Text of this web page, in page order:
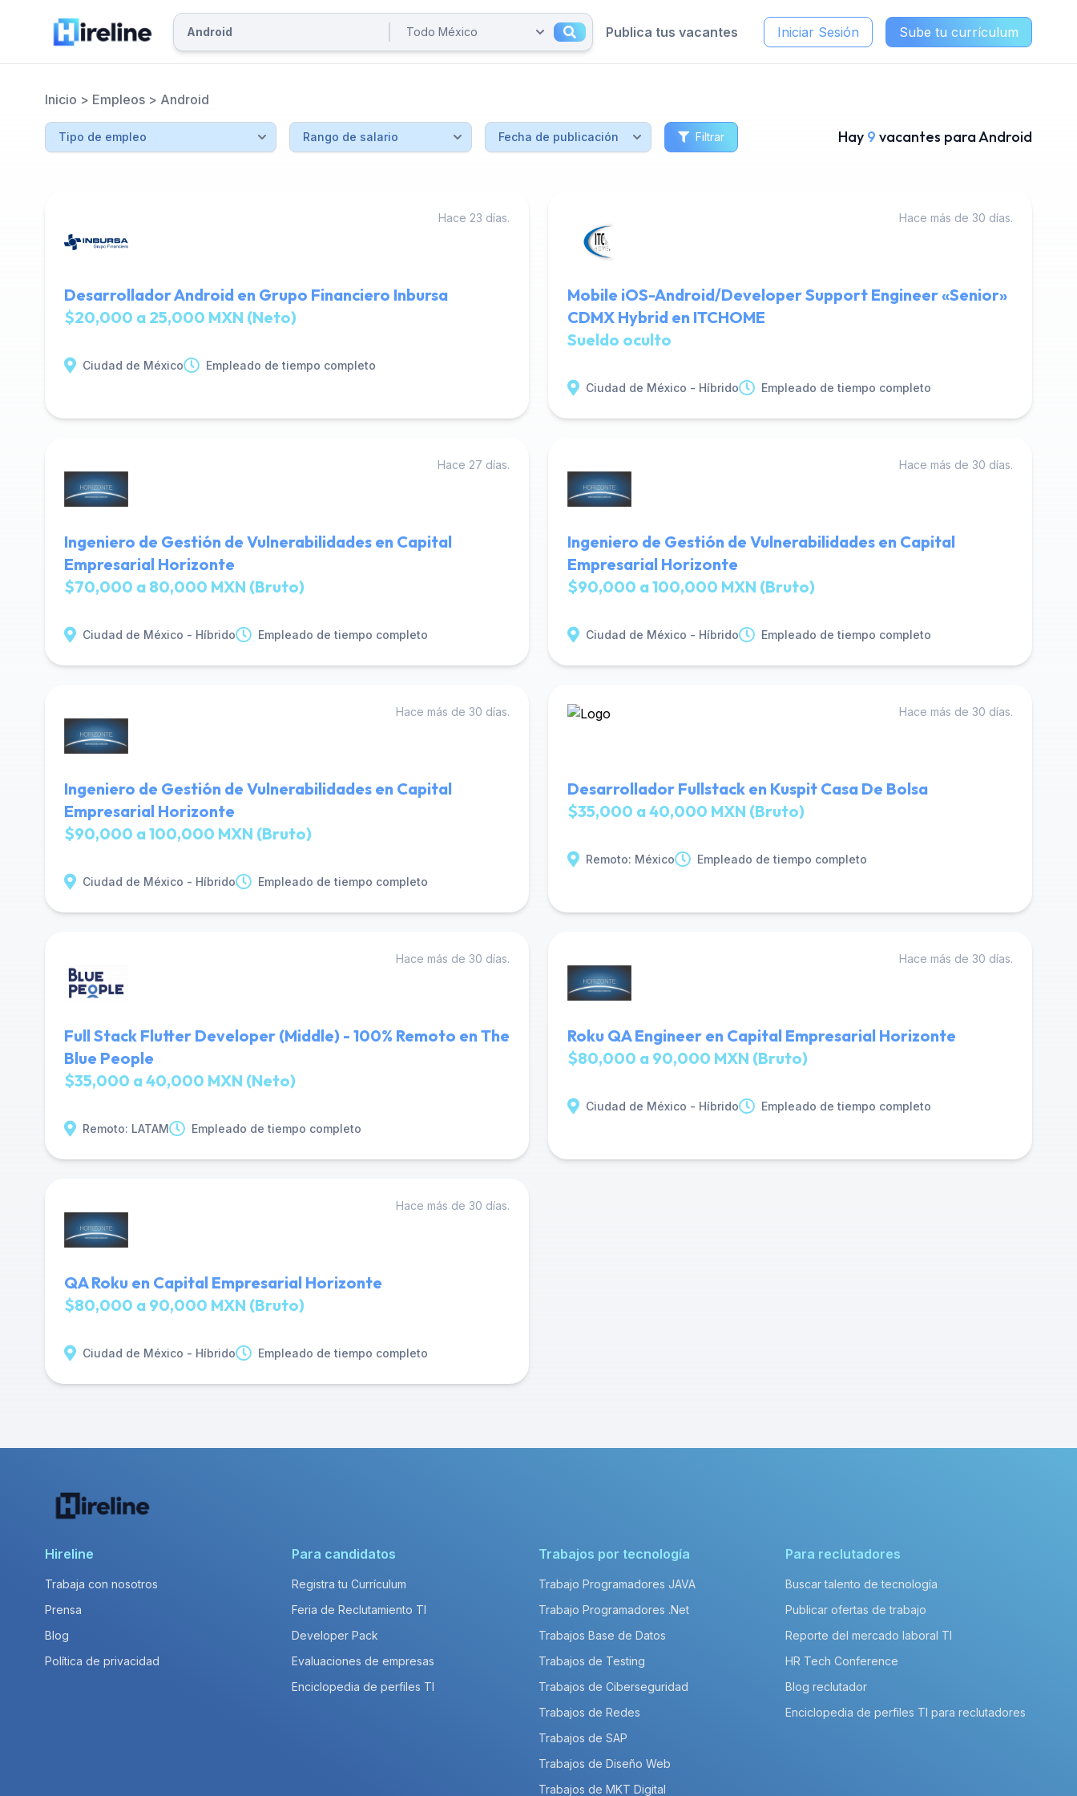
Publica tus vacantes Iniciar Sesión Sube tu currículum
Inicio > Empleos > Android
Filtrar Hay 9 vacantes para Android
Hace 23 días.
Desarrollador Android en Grupo Financiero Inbursa
$20,000 a 25,000 MXN (Neto)
Ciudad de México Empleado de tiempo completo
Hace más de 30 días.
Mobile iOS-Android/Developer Support Engineer «Senior»
CDMX Hybrid en ITCHOME
Sueldo oculto
Ciudad de México - Híbrido Empleado de tiempo completo
Hace 27 días.
Ingeniero de Gestión de Vulnerabilidades en Capital
Empresarial Horizonte
$70,000 a 80,000 MXN (Bruto)
Ciudad de México - Híbrido Empleado de tiempo completo
Hace más de 30 días.
Ingeniero de Gestión de Vulnerabilidades en Capital
Empresarial Horizonte
$90,000 a 100,000 MXN (Bruto)
Ciudad de México - Híbrido Empleado de tiempo completo
Hace más de 30 días.
Ingeniero de Gestión de Vulnerabilidades en Capital
Empresarial Horizonte
$90,000 a 100,000 MXN (Bruto)
Ciudad de México - Híbrido Empleado de tiempo completo
Hace más de 30 días.
Desarrollador Fullstack en Kuspit Casa De Bolsa
$35,000 a 40,000 MXN (Bruto)
Remoto: México Empleado de tiempo completo
Hace más de 30 días.
Full Stack Flutter Developer (Middle) - 100% Remoto en The
Blue People
$35,000 a 40,000 MXN (Neto)
Remoto: LATAM Empleado de tiempo completo
Hace más de 30 días.
Roku QA Engineer en Capital Empresarial Horizonte
$80,000 a 90,000 MXN (Bruto)
Ciudad de México - Híbrido Empleado de tiempo completo
Hace más de 30 días.
QA Roku en Capital Empresarial Horizonte
$80,000 a 90,000 MXN (Bruto)
Ciudad de México - Híbrido Empleado de tiempo completo
Hireline
Trabaja con nosotros
Prensa
Blog
Política de privacidad
Para candidatos
Registra tu Currículum
Feria de Reclutamiento TI
Developer Pack
Evaluaciones de empresas
Enciclopedia de perfiles TI
Trabajos por tecnología
Trabajo Programadores JAVA
Trabajo Programadores .Net
Trabajos Base de Datos
Trabajos de Testing
Trabajos de Ciberseguridad
Trabajos de Redes
Trabajos de SAP
Trabajos de Diseño Web
Trabajos de MKT Digital
Para reclutadores
Buscar talento de tecnología
Publicar ofertas de trabajo
Reporte del mercado laboral TI
HR Tech Conference
Blog reclutador
Enciclopedia de perfiles TI para reclutadores